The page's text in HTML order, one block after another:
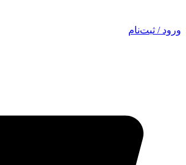
ورود / ثبت‌نام